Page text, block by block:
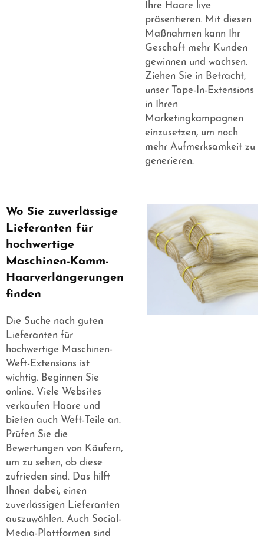
Ihre Haare live
präsentieren. Mit diesen
Maßnahmen kann Ihr
Geschäft mehr Kunden
gewinnen und wachsen.
Ziehen Sie in Betracht,
unser
Tape-In-Extensions
in Ihren
Marketingkampagnen
einzusetzen, um noch
mehr Aufmerksamkeit zu
generieren.
Wo Sie zuverlässige
Lieferanten für
hochwertige
Maschinen-Kamm-
Haarverlängerungen
finden
Die Suche nach guten
Lieferanten für
hochwertige Maschinen-
Weft-Extensions ist
wichtig. Beginnen Sie
online. Viele Websites
verkaufen Haare und
bieten auch Weft-Teile an.
Prüfen Sie die
Bewertungen von Käufern,
um zu sehen, ob diese
zufrieden sind. Das hilft
Ihnen dabei, einen
zuverlässigen Lieferanten
auszuwählen. Auch Social-
Media-Plattformen sind